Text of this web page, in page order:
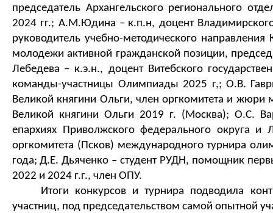
председатель Архангельского регионального
2024 гг.; А.М.Юдина – к.п.н, доцент
руководитель учебно-методического
молодежи активной гражданской позиции,
Лебедева – к.э.н., доцент Витебского
команды-участницы Олимпиады 2025 г,; О.В.
Великой княгини Ольги, член оргкомитета и жюри
Великой княгини Ольги 2019 г. (Москва); О.С.
епархиях Приволжского федерального округа
оргкомитета (Псков) международного турнира
года; Д.Е. Дьяченко – студент РУДН, помощник
2022 и 2024 г.г., член ОПУ.
Итоги конкурсов и турнира подводила
участниц, под председательством самой опытной